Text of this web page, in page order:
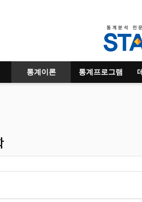
통계이론 통계프로그램